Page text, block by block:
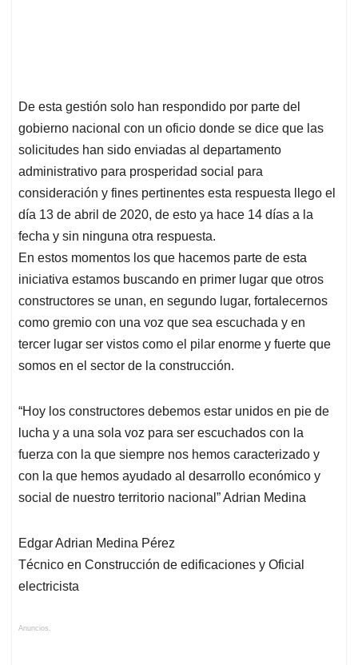
De esta gestión solo han respondido por parte del
gobierno nacional con un oficio donde se dice que las
solicitudes han sido enviadas al departamento
administrativo para prosperidad social para
consideración y fines pertinentes esta respuesta llego el
día 13 de abril de 2020, de esto ya hace 14 días a la
fecha y sin ninguna otra respuesta.
En estos momentos los que hacemos parte de esta
iniciativa estamos buscando en primer lugar que otros
constructores se unan, en segundo lugar, fortalecernos
como gremio con una voz que sea escuchada y en
tercer lugar ser vistos como el pilar enorme y fuerte que
somos en el sector de la construcción.
“Hoy los constructores debemos estar unidos en pie de
lucha y a una sola voz para ser escuchados con la
fuerza con la que siempre nos hemos caracterizado y
con la que hemos ayudado al desarrollo económico y
social de nuestro territorio nacional” Adrian Medina
Edgar Adrian Medina Pérez
Técnico en Construcción de edificaciones y Oficial
electricista
Anuncios.